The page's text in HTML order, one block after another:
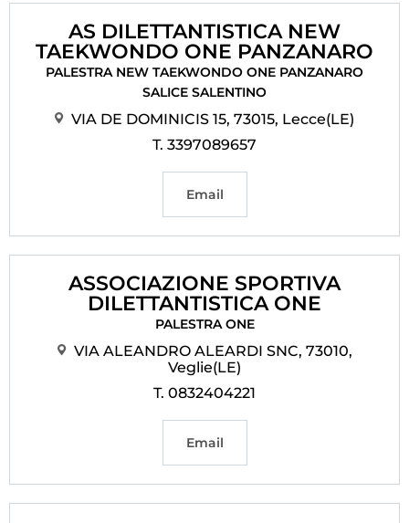
Videogallery
Cookie policy
Federazione Trasparente
Fita HUB
AS DILETTANTISTICA NEW
TAEKWONDO ONE PANZANARO
PALESTRA NEW TAEKWONDO ONE PANZANARO
SALICE SALENTINO
VIA DE DOMINICIS 15, 73015, Lecce(LE)
T. 3397089657
Email
ASSOCIAZIONE SPORTIVA
DILETTANTISTICA ONE
PALESTRA ONE
VIA ALEANDRO ALEARDI SNC, 73010,
Veglie(LE)
T. 0832404221
Email